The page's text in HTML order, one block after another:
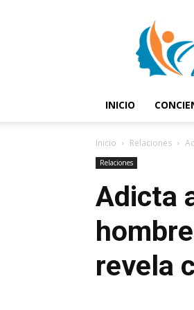
INICIO
Inicio Relaciones
Relaciones
Adicta
revela